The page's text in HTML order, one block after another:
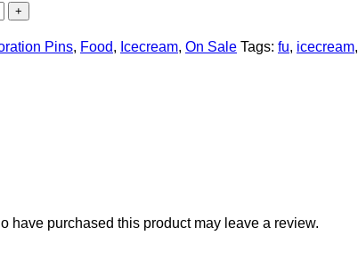
Pins, Food, Icecream, On Sale Tags: fu, icecream,
have purchased this product may leave a review.